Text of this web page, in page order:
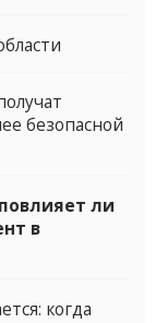
безопасной
ли
в
когда